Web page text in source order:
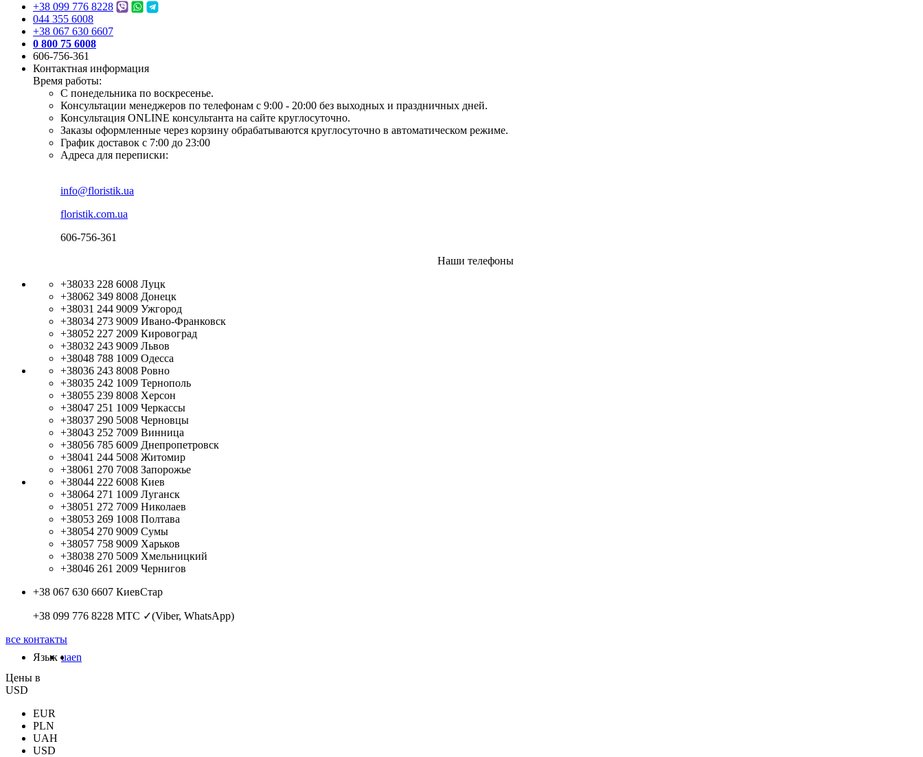
+38 099 776 8228
044 355 6008
+38 067 630 6607
0 800 75 6008
606-756-361
Контактная информация
Время работы:
С понедельника по воскресенье.
Консультации менеджеров по телефонам с 9:00 - 20:00 без выходных и праздничных дней.
Консультация ONLINE консультанта на сайте круглосуточно.
Заказы оформленные через корзину обрабатываются круглосуточно в автоматическом режиме.
График доставок с 7:00 до 23:00
Адреса для переписки:
info@floristik.ua
floristik.com.ua
606-756-361
Наши телефоны
+38033 228 6008 Луцк
+38062 349 8008 Донецк
+38031 244 9009 Ужгород
+38034 273 9009 Ивано-Франковск
+38052 227 2009 Кировоград
+38032 243 9009 Львов
+38048 788 1009 Одесса
+38036 243 8008 Ровно
+38035 242 1009 Тернополь
+38055 239 8008 Херсон
+38047 251 1009 Черкассы
+38037 290 5008 Черновцы
+38043 252 7009 Винница
+38056 785 6009 Днепропетровск
+38041 244 5008 Житомир
+38061 270 7008 Запорожье
+38044 222 6008 Киев
+38064 271 1009 Луганск
+38051 272 7009 Николаев
+38053 269 1008 Полтава
+38054 270 9009 Сумы
+38057 758 9009 Харьков
+38038 270 5009 Хмельницкий
+38046 261 2009 Чернигов
+38 067 630 6607 КиевСтар
+38 099 776 8228 МТС ✓(Viber, WhatsApp)
все контакты
Язык uaen
Цены в
USD
EUR
PLN
UAH
USD